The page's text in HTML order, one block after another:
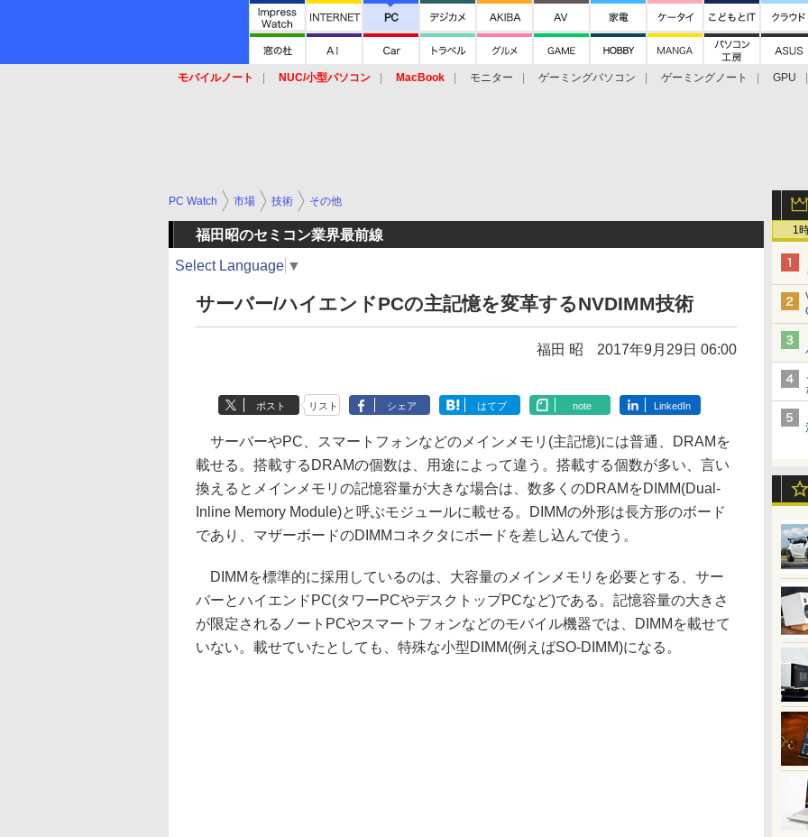
モバイルノート NUC/小型パソコン MacBook モニター ゲーミングパソコン ゲーミングノート
GPU
1
PC Watch 市場 技術 その他
福田昭のセミコン業界最前線
Select Language ▼
サーバー/ハイエンドPCの主記憶を変革するNVDIMM技術
福田 昭 2017年9月29日 06:00
ポスト リスト シェア はてブ note LinkedIn
サーバーやPC、スマートフォンなどのメインメモリ(主記憶)には普通、DRAMを
載せる。搭載するDRAMの個数は、用途によって違う。搭載する個数が多い、言い
換えるとメインメモリの記憶容量が大きな場合は、数多くのDRAMをDIMM(Dual-
Inline Memory Module)と呼ぶモジュールに載せる。DIMMの外形は長方形のボード
であり、マザーボードのDIMMコネクタにボードを差し込んで使う。
DIMMを標準的に採用しているのは、大容量のメインメモリを必要とする、サー
バーとハイエンドPC(タワーPCやデスクトップPCなど)である。記憶容量の大きさ
が限定されるノートPCやスマートフォンなどのモバイル機器では、DIMMを載せて
いない。載せていたとしても、特殊な小型DIMM(例えばSO-DIMM)になる。